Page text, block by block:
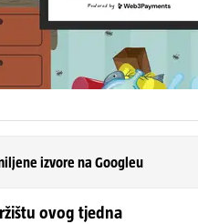
izvore na Googleu
ovog tjedna